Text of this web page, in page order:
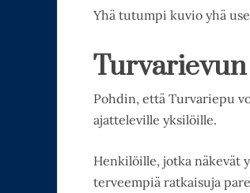
Yhä tutumpi kuvio yhä
Turvarievun
Pohdin, että Turvariepu
ajatteleville yksilöille.
Henkilöille, jotka näkevät
terveempiä ratkaisuja